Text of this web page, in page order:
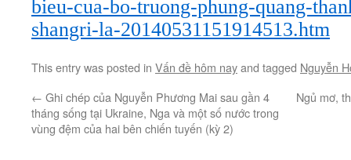
bieu-cua-bo-truong-phung-quang-
shangri-la-20140531151914513.htm
This entry was posted in Vấn đề hôm nayand tagged Nguyễn
← Ghi chép của Nguyễn Phương Mai sau gần 4
tháng sống tại Ukraine, Nga và một số nước trong
vùng đệm của hai bên chiến tuyến (kỳ 2)
Ngủ mơ,